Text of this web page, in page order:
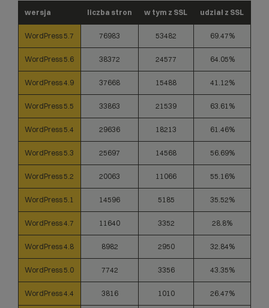
wersja liczba stron w tym z SSL udział z SSL
WordPress 5.7 76983 53482 69.47%
WordPress 5.6 38372 24577 64.05%
WordPress 4.9 37668 15488 41.12%
WordPress 5.5 33863 21539 63.61%
WordPress 5.4 29636 18213 61.46%
WordPress 5.3 25697 14568 56.69%
WordPress 5.2 20063 11066 55.16%
WordPress 5.1 14596 5185 35.52%
WordPress 4.7 11640 3352 28.8%
WordPress 4.8 8982 2950 32.84%
WordPress 5.0 7742 3356 43.35%
WordPress 4.4 3816 1010 26.47%